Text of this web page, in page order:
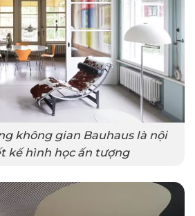
không gian Bauhaus là nội
kế hình học ấn tượng